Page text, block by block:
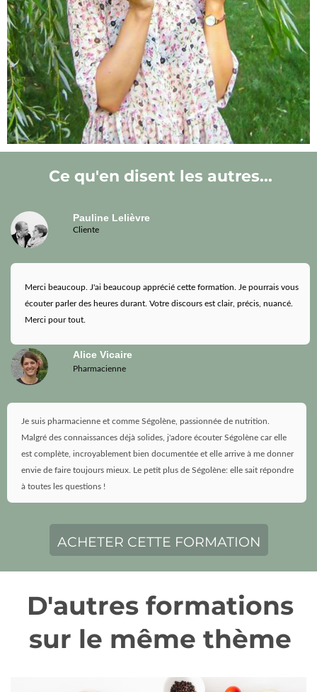
Ce qu'en disent les autres...
Pauline Lelièvre
Cliente
Merci beaucoup. J'ai beaucoup apprécié cette formation. Je pourrais vous
écouter parler des heures durant. Votre discours est clair, précis, nuancé.
Merci pour tout.
Alice Vicaire
Pharmacienne
Je suis pharmacienne et comme Ségolène, passionnée de nutrition.
Malgré des connaissances déjà solides, j'adore écouter Ségolène car elle
est complète, incroyablement bien documentée et elle arrive à me donner
envie de faire toujours mieux. Le petit plus de Ségolène: elle sait répondre
à toutes les questions !
ACHETER CETTE FORMATION
D'autres formations
sur le même thème